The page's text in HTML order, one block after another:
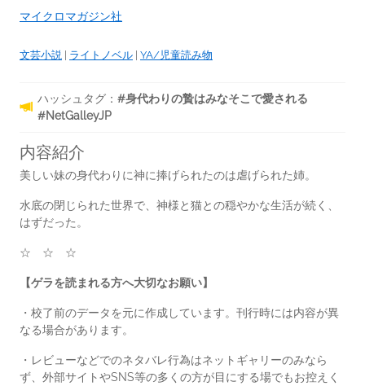
マイクロマガジン社
文芸小説 | ライトノベル | YA/児童読み物
ハッシュタグ： #身代わりの贄はみなそこで愛される
#NetGalleyJP
内容紹介
美しい妹の身代わりに神に捧げられたのは虐げられた姉。
水底の閉じられた世界で、神様と猫との穏やかな生活が続く、
はずだった。
☆ ☆ ☆
【ゲラを読まれる方へ大切なお願い】
・校了前のデータを元に作成しています。刊行時には内容が異
なる場合があります。
・レビューなどでのネタバレ行為はネットギャリーのみなら
ず、外部サイトやSNS等の多くの方が目にする場でもお控えく